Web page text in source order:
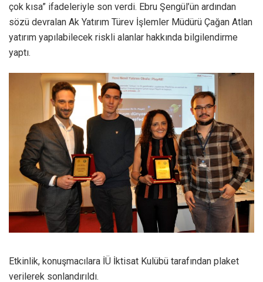
çok kısa” ifadeleriyle son verdi. Ebru Şengül’ün ardından
sözü devralan Ak Yatırım Türev İşlemler Müdürü Çağan Atlan
yatırım yapılabilecek riskli alanlar hakkında bilgilendirme
yaptı.
Etkinlik, konuşmacılara İÜ İktisat Kulübü tarafından plaket
verilerek sonlandırıldı.